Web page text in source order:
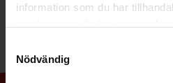
information som du har
Nödvändig